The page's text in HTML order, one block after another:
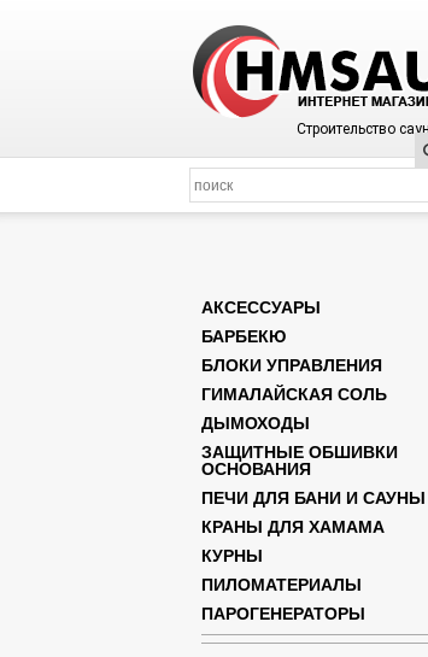
Строительство
Поиск
АКСЕССУАРЫ
БАРБЕКЮ
БЛОКИ УПРАВЛЕНИЯ
ГИМАЛАЙСКАЯ СОЛЬ
ДЫМОХОДЫ
ЗАЩИТНЫЕ ОБШИВКИ
ОСНОВАНИЯ
ПЕЧИ ДЛЯ БАНИ И САУНЫ
КРАНЫ ДЛЯ ХАМАМА
КУРНЫ
ПИЛОМАТЕРИАЛЫ
ПАРОГЕНЕРАТОРЫ